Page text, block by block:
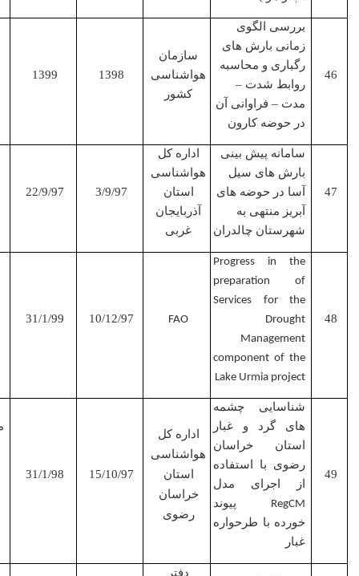
بررسی الگوی
زمانی بارش های
رگباری و محاسبه
روابط شدت–
فراوانی آن
در حوضه کارون
سازمان
هواشناسی
کشور
1398
سامانه پیش بینی
بارش های سیل
آسا در حوضه های
آبریز منتهی به
شهرستان چالدران
اداره کل
هواشناسی
استان
آذربایجان
غربی
3/9/97
22/9/97
Progress in the
preparation of
Services for the
Drought
Management
component of the
Lake Urmia project
10/12/97
31/1/99
شناسایی چشمه
های گرد و غبار
استان خراسان
رضوی با استفاده
از اجرای مدل
پیوند
خورده با طرحواره
اداره کل
هواشناسی
خراسان
رضوی
15/10/97
31/1/98